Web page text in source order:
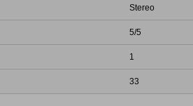
Stereo
5/5
1
33